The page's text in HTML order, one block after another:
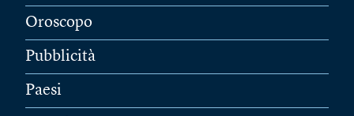
Oroscopo
Pubblicità
Paesi